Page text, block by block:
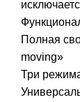
Полная
moving»
Три